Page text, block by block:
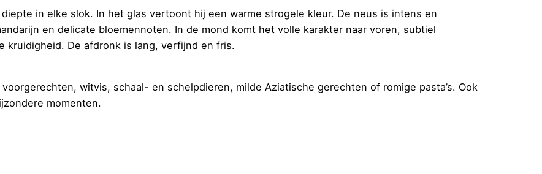
in elke slok. In het glas vertoont hij een warme strogele kleur. De neus is intens en
en delicate bloemennoten. In de mond komt het volle karakter naar voren, subtiel
De afdronk is lang, verfijnd en fris.
witvis, schaal- en schelpdieren, milde Aziatische gerechten of romige pasta’s. Ook
momenten.